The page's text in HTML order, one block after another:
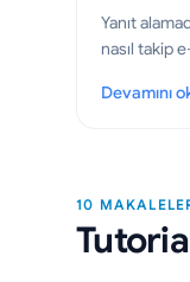
Yanıt
nasıl takip
şablonlar,
Devamını
: Yanıt
10